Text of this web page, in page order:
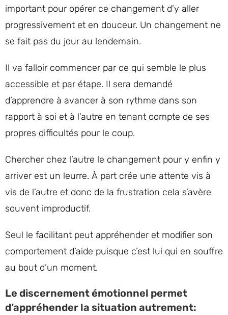
important pour opérer ce changement d’y aller
progressivement et en douceur. Un changement ne
se fait pas du jour au lendemain.
Il va falloir commencer par ce qui semble le plus
accessible et par étape. Il sera demandé
d’apprendre à avancer à son rythme dans son
rapport à soi et à l’autre en tenant compte de ses
propres difficultés pour le coup.
Chercher chez l’autre le changement pour y enfin y
arriver est un leurre. À part crée une attente vis à
vis de l’autre et donc de la frustration cela s’avère
souvent improductif.
Seul le facilitant peut appréhender et modifier son
comportement d’aide puisque c’est lui qui en souffre
au bout d’un moment.
Le discernement émotionnel permet
d’appréhender la situation autrement: